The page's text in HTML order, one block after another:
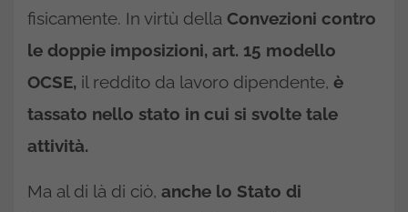
fisicamente. In virtù della Convezioni contro
le doppie imposizioni, art. 15 modello
OCSE, il reddito da lavoro dipendente, è
tassato nello stato in cui si svolte tale
attività.
Ma al di là di ciò, anche lo Stato di